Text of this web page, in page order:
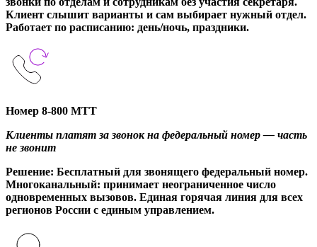
Клиент слышит варианты и сам выбирает нужный отдел.
Работает по расписанию: день/ночь, праздники.
Номер 8-800 МТТ
Клиенты платят за звонок на федеральный номер — часть
не звонит
Решение: Бесплатный для звонящего федеральный номер.
Многоканальный: принимает неограниченное число
одновременных вызовов. Единая горячая линия для всех
регионов России с единым управлением.